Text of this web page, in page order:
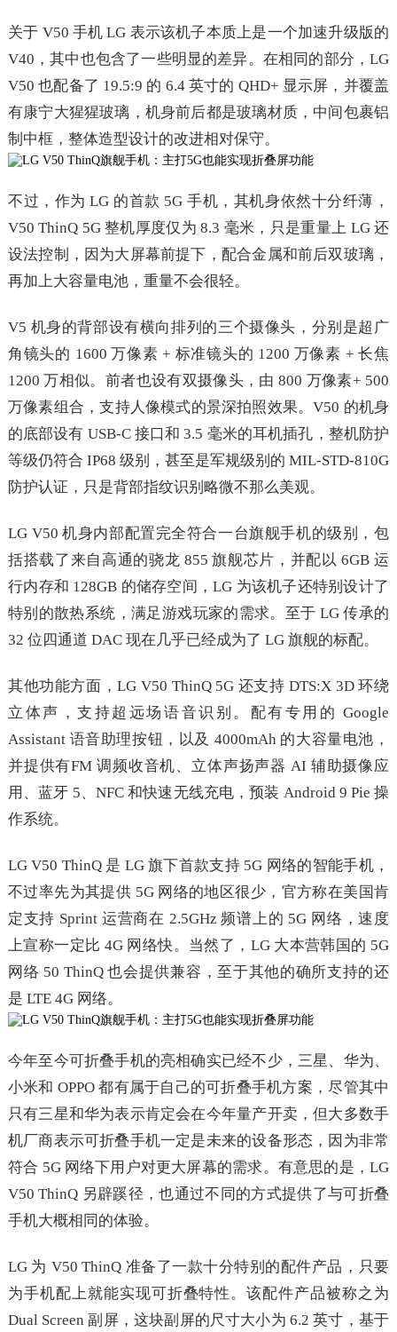
关于 V50 手机 LG 表示该机子本质上是一个加速升级版的
V40，其中也包含了一些明显的差异。在相同的部分，LG
V50 也配备了 19.5:9 的 6.4 英寸的 QHD+ 显示屏，并覆盖
有康宁大猩猩玻璃，机身前后都是玻璃材质，中间包裹铝
制中框，整体造型设计的改进相对保守。
不过，作为 LG 的首款 5G 手机，其机身依然十分纤薄，
V50 ThinQ 5G 整机厚度仅为 8.3 毫米，只是重量上 LG 还
设法控制，因为大屏幕前提下，配合金属和前后双玻璃，
再加上大容量电池，重量不会很轻。
V5 机身的背部设有横向排列的三个摄像头，分别是超广
角镜头的 1600 万像素 + 标准镜头的 1200 万像素 + 长焦
1200 万相似。前者也设有双摄像头，由 800 万像素+ 500
万像素组合，支持人像模式的景深拍照效果。V50 的机身
的底部设有 USB-C 接口和 3.5 毫米的耳机插孔，整机防护
等级仍符合 IP68 级别，甚至是军规级别的 MIL-STD-810G
防护认证，只是背部指纹识别略微不那么美观。
LG V50 机身内部配置完全符合一台旗舰手机的级别，包
括搭载了来自高通的骁龙 855 旗舰芯片，并配以 6GB 运
行内存和 128GB 的储存空间，LG 为该机子还特别设计了
特别的散热系统，满足游戏玩家的需求。至于 LG 传承的
32 位四通道 DAC 现在几乎已经成为了 LG 旗舰的标配。
其他功能方面，LG V50 ThinQ 5G 还支持 DTS:X 3D 环绕
立体声，支持超远场语音识别。配有专用的 Google
Assistant 语音助理按钮，以及 4000mAh 的大容量电池，
并提供有FM 调频收音机、立体声扬声器 AI 辅助摄像应
用、蓝牙 5、NFC 和快速无线充电，预装 Android 9 Pie 操
作系统。
LG V50 ThinQ 是 LG 旗下首款支持 5G 网络的智能手机，
不过率先为其提供 5G 网络的地区很少，官方称在美国肯
定支持 Sprint 运营商在 2.5GHz 频谱上的 5G 网络，速度
上宣称一定比 4G 网络快。当然了，LG 大本营韩国的 5G
网络 50 ThinQ 也会提供兼容，至于其他的确所支持的还
是 LTE 4G 网络。
今年至今可折叠手机的亮相确实已经不少，三星、华为、
小米和 OPPO 都有属于自己的可折叠手机方案，尽管其中
只有三星和华为表示肯定会在今年量产开卖，但大多数手
机厂商表示可折叠手机一定是未来的设备形态，因为非常
符合 5G 网络下用户对更大屏幕的需求。有意思的是，LG
V50 ThinQ 另辟蹊径，也通过不同的方式提供了与可折叠
手机大概相同的体验。
LG 为 V50 ThinQ 准备了一款十分特别的配件产品，只要
为手机配上就能实现可折叠特性。该配件产品被称之为
Dual Screen 副屏，这块副屏的尺寸大小为 6.2 英寸，基于